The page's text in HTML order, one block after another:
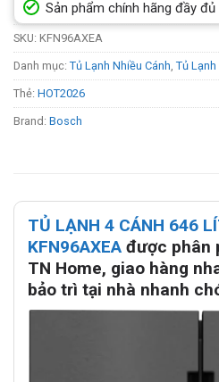
Sản phẩm chính hãng đầy
SKU: KFN96AXEA
Danh mục: Tủ Lạnh Nhiều Cánh, Tủ Lạnh
Thẻ: HOT2026
Brand: Bosch
TỦ LẠNH 4 CÁNH 646
KFN96AXEA được phân
TN Home, giao hàng
bảo trì tại nhà nhanh